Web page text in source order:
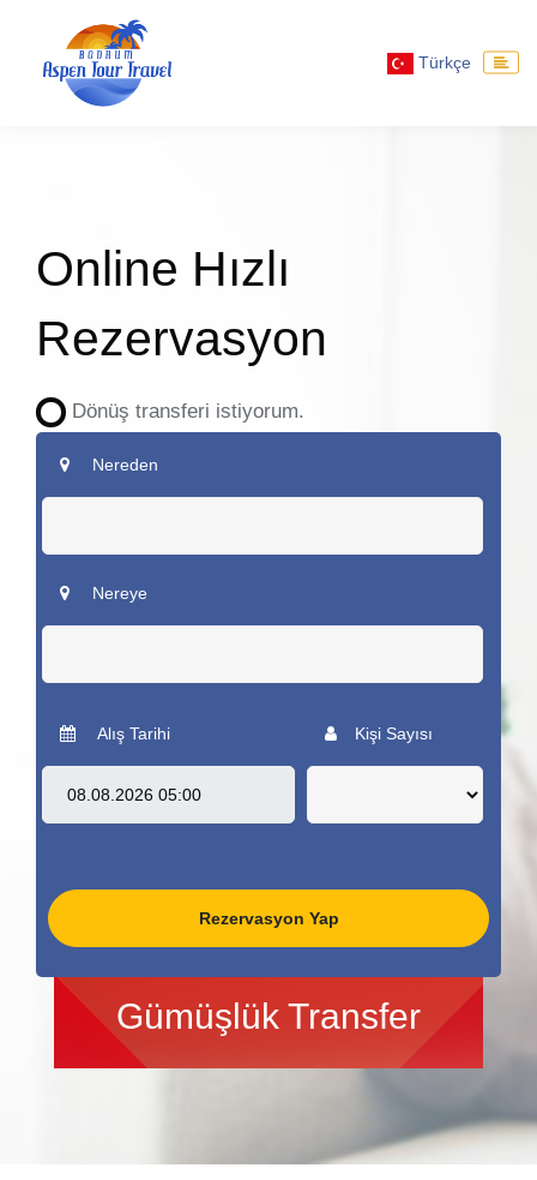
Türkçe
Online Hızlı
Rezervasyon
Dönüş transferi istiyorum.
Nereden
Nereye
Alış Tarihi Kişi Sayısı
Rezervasyon Yap
Gümüşlük Transfer